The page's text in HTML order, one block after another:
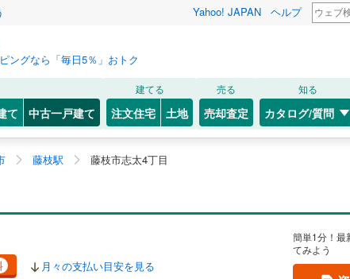
Yahoo! JAPAN ヘルプ
ングなら「毎日5％」おトク
て 中古一戸建て
建てる
注文住宅 土地
売る
売却査定
知る
カタログ/質問
藤枝駅 藤枝市志太4丁目
月々の支払い目安を見る
簡単1分！最
てみよう